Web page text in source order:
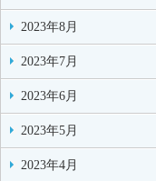
2023年8月
2023年7月
2023年6月
2023年5月
2023年4月